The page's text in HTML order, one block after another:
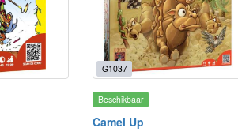
G1037
Beschikbaar
Camel Up